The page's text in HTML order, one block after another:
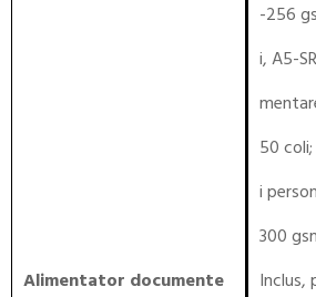
-256
i, A5-
50
i
300
Alimentator documente
Inclus,